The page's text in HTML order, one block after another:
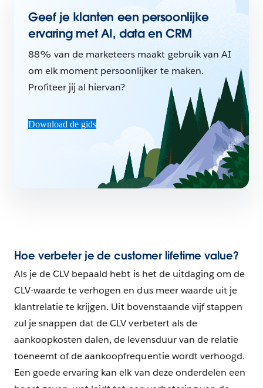
Geef je klanten een persoonlijke
ervaring met AI, data en CRM
88% van de marketeers maakt gebruik van AI
om elk moment persoonlijker te maken.
Profiteer jij al hiervan?
Download de gids
Hoe verbeter je de customer lifetime value?
Als je de CLV bepaald hebt is het de uitdaging om de
CLV-waarde te verhogen en dus meer waarde uit je
klantrelatie te krijgen. Uit bovenstaande vijf stappen
zul je snappen dat de CLV verbetert als de
aankoopkosten dalen, de levensduur van de relatie
toeneemt of de aankoopfrequentie wordt verhoogd.
Een goede ervaring kan elk van deze onderdelen een